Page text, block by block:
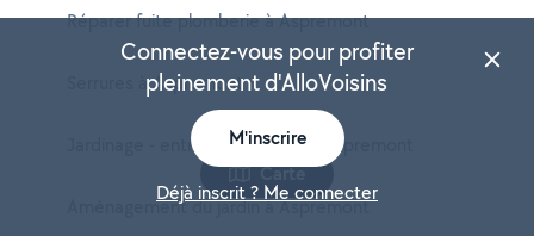
Réparer fuite plomberie à Aspremont
Serrures à Aspremont
Jardinage - entretien potager à Aspremont
Aménagement du jardin à Aspremont
Carte
Connectez-vous pour profiter
pleinement d'AlloVoisins
M'inscrire
Déjà inscrit ? Me connecter